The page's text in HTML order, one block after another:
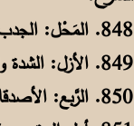
848. المَحْل: الجدب.
849. الأزل: الشدة والضيق.
850. الرَّبع: الأصدقاء (خليج).